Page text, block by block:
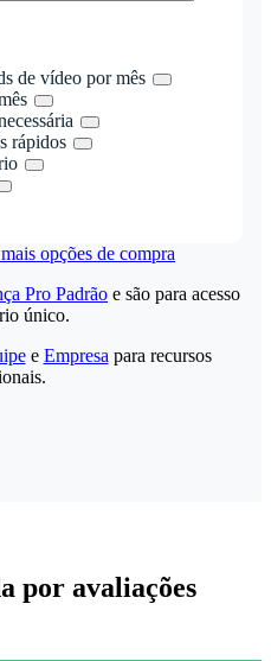
de vídeo por mês
rápidos
opções de compra
Pro Padrão e são para acesso
único.
e Empresa para recursos
por avaliações